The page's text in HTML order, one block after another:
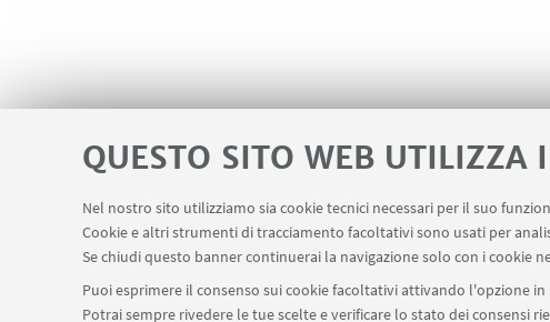
QUESTO SITO WEB UTILIZZA
Nel nostro sito utilizziamo sia cookie tecnici necessari per il suo
Cookie e altri strumenti di tracciamento facoltativi sono usati per
Se chiudi questo banner continuerai la navigazione solo con i cookie
Puoi esprimere il consenso sui cookie facoltativi attivando l'opzione
Potrai sempre rivedere le tue scelte e verificare lo stato dei consensi